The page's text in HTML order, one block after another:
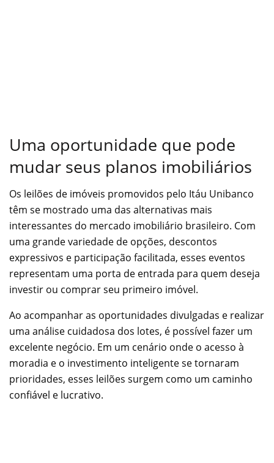
Uma oportunidade que pode
mudar seus planos imobiliários
Os leilões de imóveis promovidos pelo Itáu Unibanco
têm se mostrado uma das alternativas mais
interessantes do mercado imobiliário brasileiro. Com
uma grande variedade de opções, descontos
expressivos e participação facilitada, esses eventos
representam uma porta de entrada para quem deseja
investir ou comprar seu primeiro imóvel.
Ao acompanhar as oportunidades divulgadas e realizar
uma análise cuidadosa dos lotes, é possível fazer um
excelente negócio. Em um cenário onde o acesso à
moradia e o investimento inteligente se tornaram
prioridades, esses leilões surgem como um caminho
confiável e lucrativo.